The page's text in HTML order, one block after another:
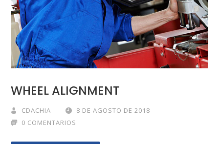
WHEEL ALIGNMENT
CDACHIA
8 DE AGOSTO DE 2018
0 COMENTARIOS